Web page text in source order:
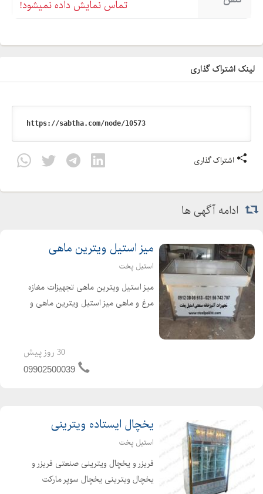
تماس نمایش داده نمیشود!
لینک اشتراک گذاری
اشتراک گذاری
ادامه آگهی ها
میز استیل ویترین ماهی
استیل پخت
میز استیل ویترین ماهی تجهیزات مغازه
مرغ و ماهی میز استیل ویترین ماهی و
اگرچه میز کار مرغ فروشی در ابعاد
30 روز پیش
09902500039
یخچال ایستاده ویترینی
استیل پخت
فریزر و یخچال ویترینی صنعتی فریزر و
یخچال ویترینی یخچال سوپر مارکت